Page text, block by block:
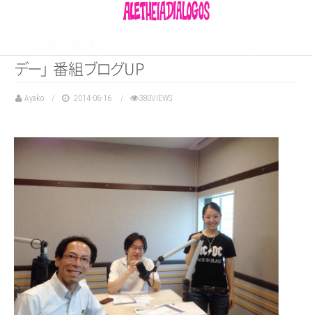
デー」 番組 ブログUP
Ayako 2014-06-16 380VIEWS